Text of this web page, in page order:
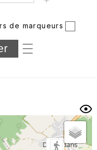
de marqueurs